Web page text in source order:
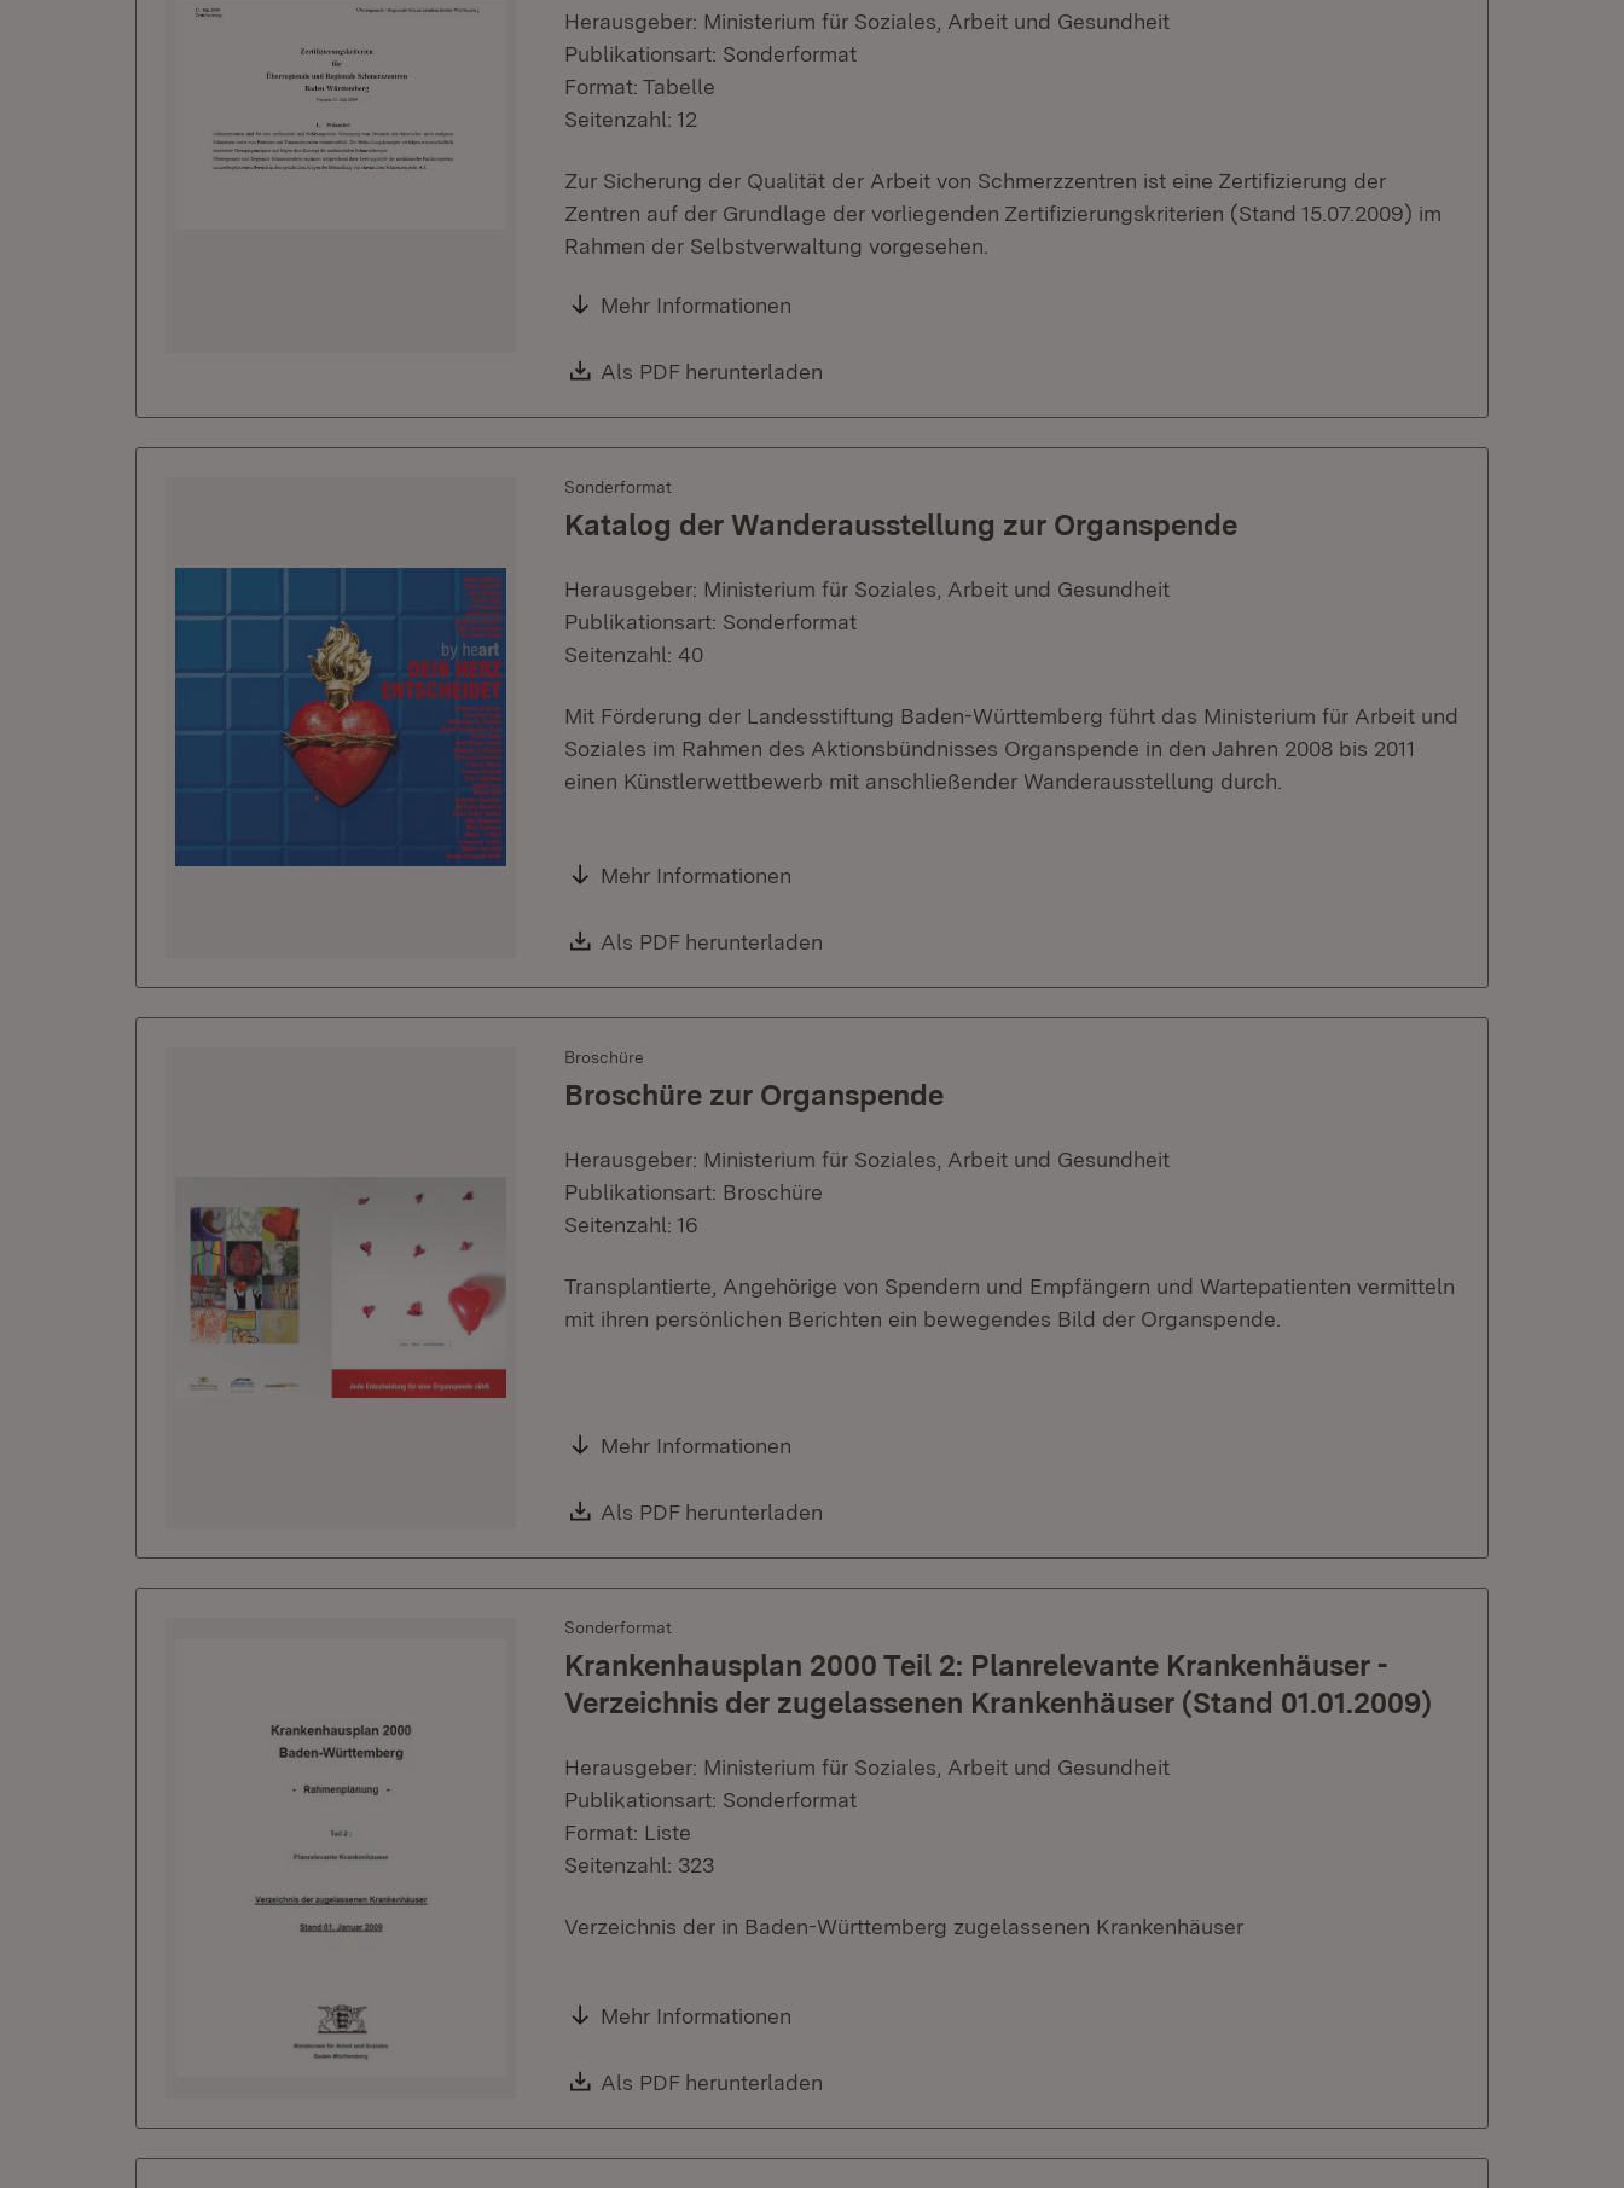
Herausgeber: Ministerium für Soziales, Arbeit und Gesundheit
Publikationsart: Sonderformat
Format: Tabelle
Seitenzahl: 12
Zur Sicherung der Qualität der Arbeit von Schmerzzentren ist eine Zertifizierung der
Zentren auf der Grundlage der vorliegenden Zertifizierungskriterien (Stand 15.07.2009) im
Rahmen der Selbstverwaltung vorgesehen.
Mehr Informationen
Download:
Als PDF herunterladen
Sonderformat
Katalog der Wanderausstellung zur Organspende
Herausgeber: Ministerium für Soziales, Arbeit und Gesundheit
Publikationsart: Sonderformat
Seitenzahl: 40
Mit Förderung der Landesstiftung Baden-Württemberg führt das Ministerium für Arbeit und
Soziales im Rahmen des Aktionsbündnisses Organspende in den Jahren 2008 bis 2011
einen Künstlerwettbewerb mit anschließender Wanderausstellung durch.
Mehr Informationen
Download:
Als PDF herunterladen
Broschüre
Broschüre zur Organspende
Herausgeber: Ministerium für Soziales, Arbeit und Gesundheit
Publikationsart: Broschüre
Seitenzahl: 16
Transplantierte, Angehörige von Spendern und Empfängern und Wartepatienten vermitteln
mit ihren persönlichen Berichten ein bewegendes Bild der Organspende.
Mehr Informationen
Download:
Als PDF herunterladen
Sonderformat
Krankenhausplan 2000 Teil 2: Planrelevante Krankenhäuser -
Verzeichnis der zugelassenen Krankenhäuser (Stand 01.01.2009)
Herausgeber: Ministerium für Soziales, Arbeit und Gesundheit
Publikationsart: Sonderformat
Format: Liste
Seitenzahl: 323
Verzeichnis der in Baden-Württemberg zugelassenen Krankenhäuser
Mehr Informationen
Download:
Als PDF herunterladen